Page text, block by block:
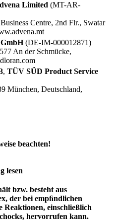
Limited (MT-AR-
Centre, 2nd Flr., Swatar
(DE-IM-000012871)
An der Schmücke,
, TÜV SÜD Product Service
München, Deutschland,
beachten!
lesen
bzw. besteht aus
der bei empﬁndlichen
Reaktionen, einschließlich
hervorrufen kann.